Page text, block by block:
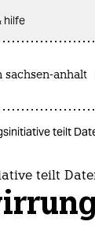
hilfe
sachsen-anhalt
teilt
teilt